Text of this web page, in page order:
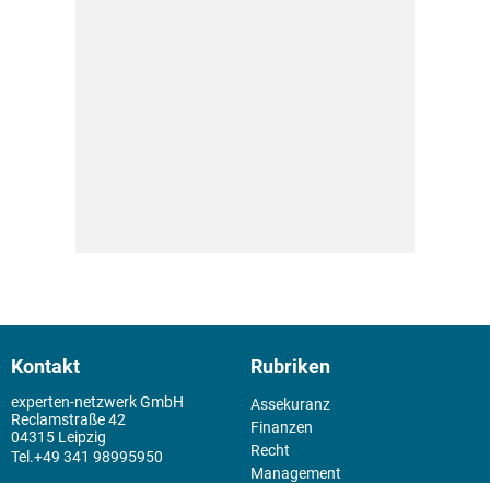
Kontakt
experten-netzwerk GmbH
Reclamstraße 42
04315 Leipzig
+49 341 98995950
Rubriken
Assekuranz
Finanzen
Recht
Management